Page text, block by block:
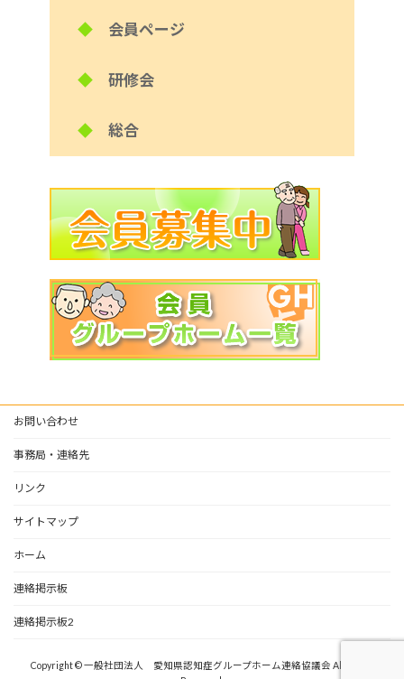
◆ 会員ページ
◆ 研修会
◆ 総合
お問い合わせ
事務局・連絡先
リンク
サイトマップ
ホーム
連絡掲示板
連絡掲示板2
Copyright © 一般社団法人 愛知県認知症グループホーム連絡協議会 All Rights